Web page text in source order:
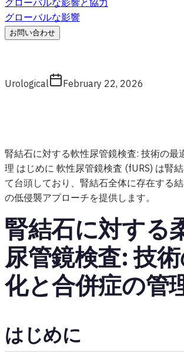
グローバルな影響と協力
グローバルな影響
お問い合わせ
Urological February 22, 2026
腎結石に対する軟性尿管鏡検査: 技術の最
理 はじめに 軟性尿管鏡検査 (fURS) は腎
て台頭しており、腎結石全体に存在する
の低侵襲アプローチを提供します。
腎結石に対する
尿管鏡検査: 技
化と合併症の管
はじめに